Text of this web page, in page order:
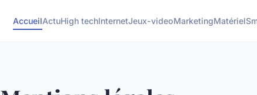
AccueilActuHigh techInternetJeux-videoMarketingMatériel